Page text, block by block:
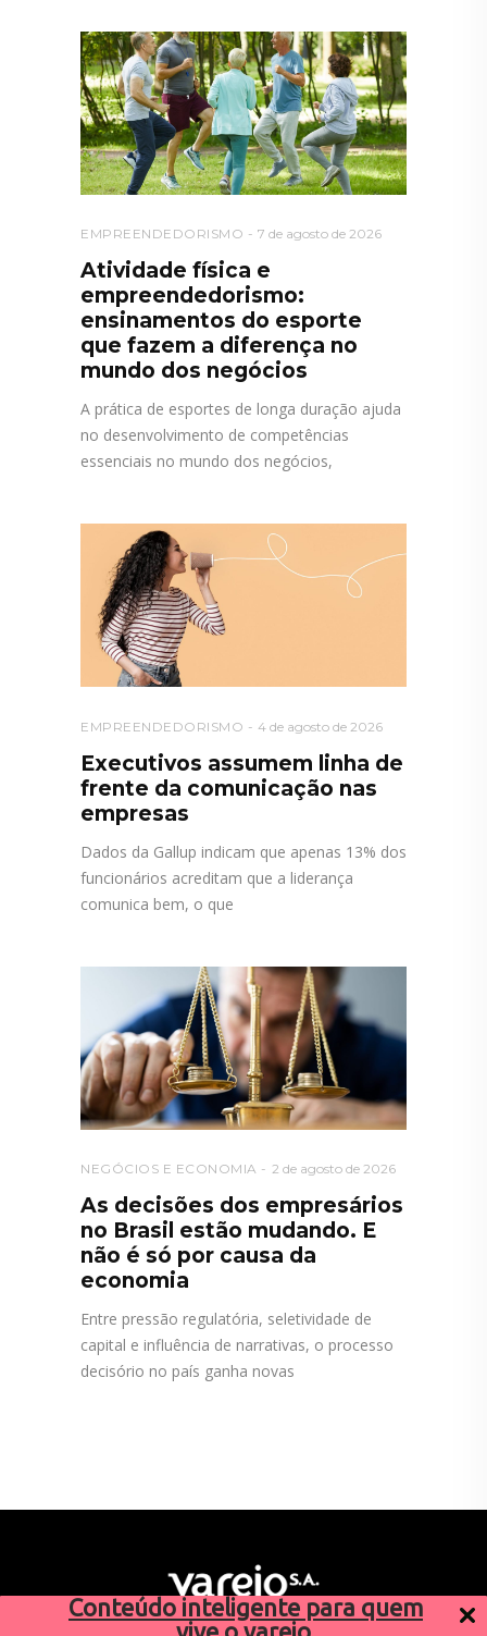
Conteúdo inteligente para quem
EMPREENDEDORISMO 7 de agosto de 2026
Atividade física e
empreendedorismo:
ensinamentos do esporte
que fazem a diferença no
mundo dos negócios
A prática de esportes de longa duração ajuda
no desenvolvimento de competências
essenciais no mundo dos negócios,
EMPREENDEDORISMO 4 de agosto de 2026
Executivos assumem linha de
frente da comunicação nas
empresas
Dados da Gallup indicam que apenas 13% dos
funcionários acreditam que a liderança
comunica bem, o que
NEGÓCIOS E ECONOMIA 2 de agosto de 2026
As decisões dos empresários
no Brasil estão mudando. E
não é só por causa da
economia
Entre pressão regulatória, seletividade de
capital e influência de narrativas, o processo
decisório no país ganha novas